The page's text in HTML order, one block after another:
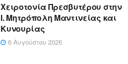
Xειροτονία Πρεσβυτέρου στην
Ι. Μητρόπολη Μαντινείας και
Κυνουρίας
6 Αυγούστου 2026